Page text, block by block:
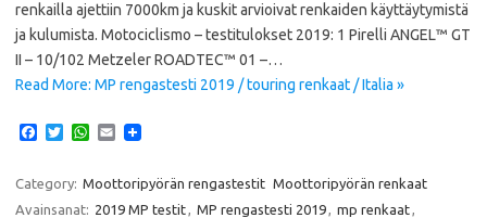
renkailla ajettiin 7000km ja kuskit arvioivat renkaiden käyttäytymistä
ja kulumista. Motociclismo – testitulokset 2019: 1 Pirelli ANGEL™ GT
II – 10/102 Metzeler ROADTEC™ 01 –…
Read More: MP rengastesti 2019 / touring renkaat / Italia »
e
b
T
t
W
t
s
E
i
l
Category: Moottoripyörän rengastestit Moottoripyörän renkaat
Avainsanat: 2019 MP testit, MP rengastesti 2019, mp renkaat,